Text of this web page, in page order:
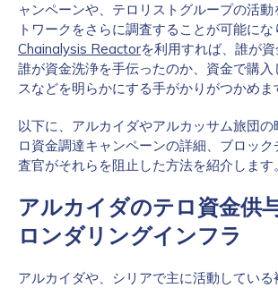
ャンペーンや、テロリストグループの活動
トワークをさらに調査することが可能にな
Chainalysis Reactorを利用すれば、誰が資
誰が資金洗浄を手伝ったのか、資金で購
スなどを明らかにする手がかりがつかめま
以下に、アルカイダやアルカッサム旅団
ロ資金調達キャンペーンの詳細、ブロッ
査官がそれらを阻止した方法を紹介します。
アルカイダのテロ資金供
ロンダリングインフラ
アルカイダや、シリアで主に活動している